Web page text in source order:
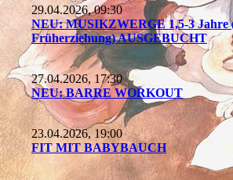
29.04.2026, 09:30
NEU: MUSIKZWERGE 1,5-3 Jahre
Früherziehung) AUSGEBUCHT
27.04.2026, 17:30
NEU: BARRE WORKOUT
23.04.2026, 19:00
FIT MIT BABYBAUCH